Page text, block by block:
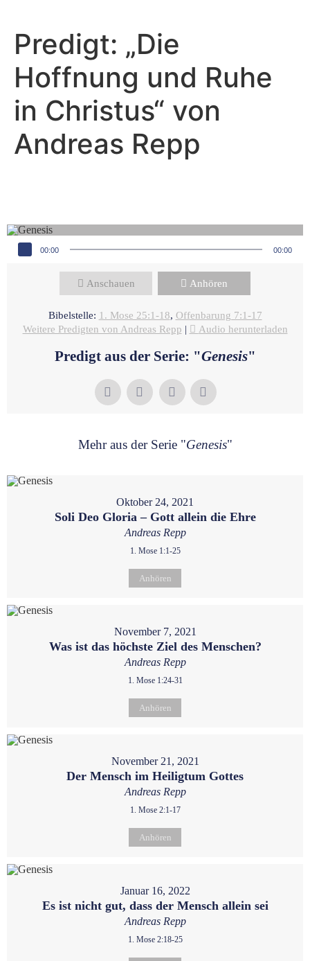
Predigt: „Die
Hoffnung und Ruhe
in Christus“ von
Andreas Repp
Audio-Player
00:00 00:00
Anschauen Anhören
Bibelstelle: 1. Mose 25:1-18, Offenbarung 7:1-17
Weitere Predigten von Andreas Repp | Audio herunterladen
Predigt aus der Serie: "Genesis"
Mehr aus der Serie "Genesis"
Oktober 24, 2021
Soli Deo Gloria – Gott allein die Ehre
Andreas Repp
1. Mose 1:1-25
Anhören
November 7, 2021
Was ist das höchste Ziel des Menschen?
Andreas Repp
1. Mose 1:24-31
Anhören
November 21, 2021
Der Mensch im Heiligtum Gottes
Andreas Repp
1. Mose 2:1-17
Anhören
Januar 16, 2022
Es ist nicht gut, dass der Mensch allein sei
Andreas Repp
1. Mose 2:18-25